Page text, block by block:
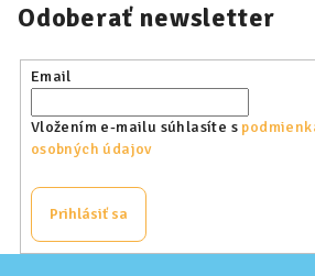
Odoberať newsletter
Email
Vložením e-mailu súhlasíte s
osobných údajov
Prihlásiť sa